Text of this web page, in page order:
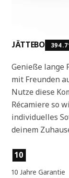
JÄTTEBO
Genieße lange
mit Freunden
Nutze diese
Récamiere so
individuelles
deinem
Produktmerkmale
10
10 Jahre Garantie